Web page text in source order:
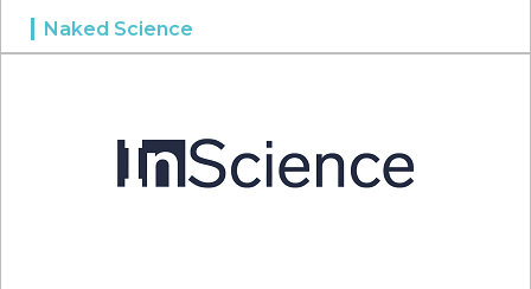
Naked Science